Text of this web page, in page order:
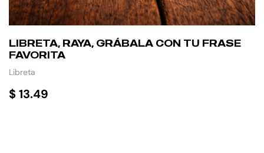
LIBRETA, RAYA, GRÁBALA CON TU FRASE
FAVORITA
Libreta
$13.49